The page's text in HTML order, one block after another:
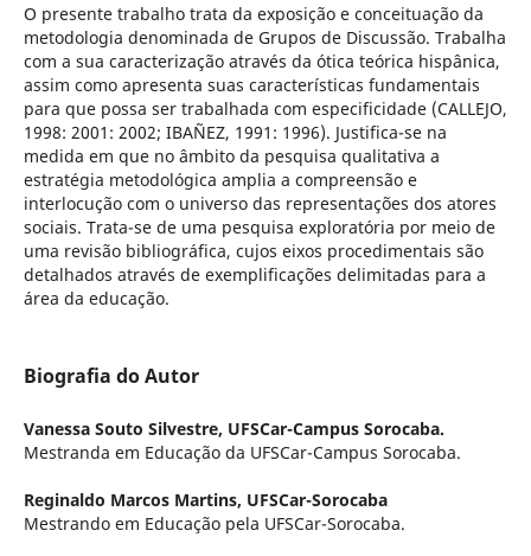
O presente trabalho trata da exposição e conceituação da
metodologia denominada de Grupos de Discussão. Trabalha
com a sua caracterização através da ótica teórica hispânica,
assim como apresenta suas características fundamentais
para que possa ser trabalhada com especificidade (CALLEJO,
1998: 2001: 2002; IBAÑEZ, 1991: 1996). Justifica-se na
medida em que no âmbito da pesquisa qualitativa a
estratégia metodológica amplia a compreensão e
interlocução com o universo das representações dos atores
sociais. Trata-se de uma pesquisa exploratória por meio de
uma revisão bibliográfica, cujos eixos procedimentais são
detalhados através de exemplificações delimitadas para a
área da educação.
Biografia do Autor
Vanessa Souto Silvestre, UFSCar-Campus Sorocaba.
Mestranda em Educação da UFSCar-Campus Sorocaba.
Reginaldo Marcos Martins, UFSCar-Sorocaba
Mestrando em Educação pela UFSCar-Sorocaba.